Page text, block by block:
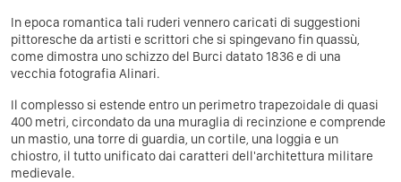
In epoca romantica tali ruderi vennero caricati di suggestioni
pittoresche da artisti e scrittori che si spingevano fin quassù,
come dimostra uno schizzo del Burci datato 1836 e di una
vecchia fotografia Alinari.
Il complesso si estende entro un perimetro trapezoidale di quasi
400 metri, circondato da una muraglia di recinzione e comprende
un mastio, una torre di guardia, un cortile, una loggia e un
chiostro, il tutto unificato dai caratteri dell'architettura militare
medievale.